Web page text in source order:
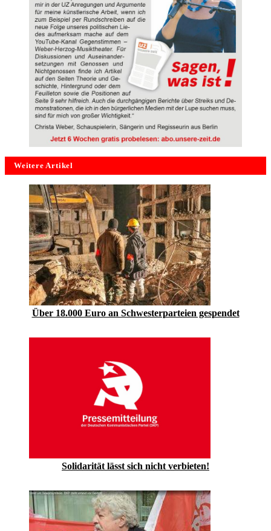
Weitere Artikel
Über 18.000 Euro an Schwesterparteien gespendet
Solidarität lässt sich nicht verbieten!